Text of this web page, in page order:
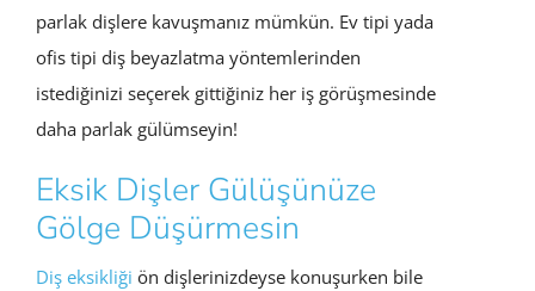
parlak dişlere kavuşmanız mümkün. Ev tipi yada
ofis tipi diş beyazlatma yöntemlerinden
istediğinizi seçerek gittiğiniz her iş görüşmesinde
daha parlak gülümseyin!
Eksik Dişler Gülüşünüze
Gölge Düşürmesin
Diş eksikliği ön dişlerinizdeyse konuşurken bile